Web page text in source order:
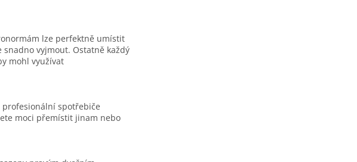
lze perfektně umístit
vyjmout. Ostatně každý
mohl využívat
profesionální spotřebiče
moci přemístit jinam nebo